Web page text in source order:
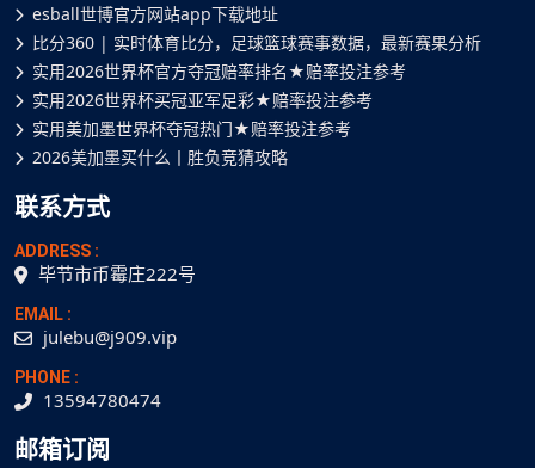
esball世博官方网站app下载地址
比分360 | 实时体育比分，足球篮球赛事数据，最新赛果分析
实用2026世界杯官方夺冠赔率排名★赔率投注参考
实用2026世界杯买冠亚军足彩★赔率投注参考
实用美加墨世界杯夺冠热门★赔率投注参考
2026美加墨买什么丨胜负竞猜攻略
联系方式
ADDRESS :
毕节市币霉庄222号
EMAIL :
julebu@j909.vip
PHONE :
13594780474
邮箱订阅